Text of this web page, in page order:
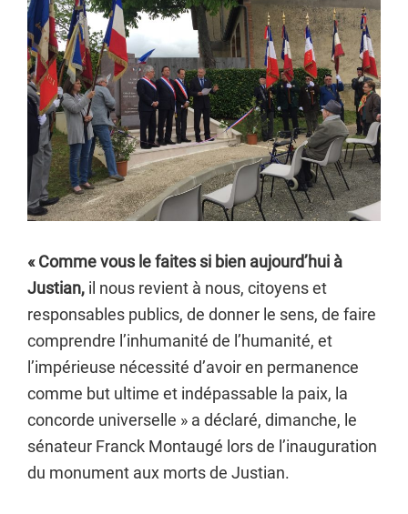
« Comme vous le faites si bien aujourd’hui à
Justian, il nous revient à nous, citoyens et
responsables publics, de donner le sens, de faire
comprendre l’inhumanité de l’humanité, et
l’impérieuse nécessité d’avoir en permanence
comme but ultime et indépassable la paix, la
concorde universelle » a déclaré, dimanche, le
sénateur Franck Montaugé lors de l’inauguration
du monument aux morts de Justian.